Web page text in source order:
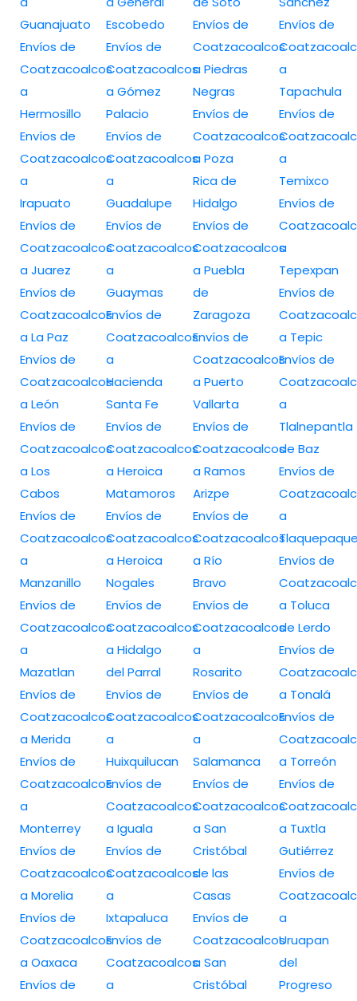
Guanajuato
Envíos de
Coatzacoalcos
a
Hermosillo
Envíos de
Coatzacoalcos
a
Irapuato
Envíos de
Coatzacoalcos
a Juarez
Envíos de
Coatzacoalcos
a La Paz
Envíos de
Coatzacoalcos
a León
Envíos de
Coatzacoalcos
a Los
Cabos
Envíos de
Coatzacoalcos
a
Manzanillo
Envíos de
Coatzacoalcos
a
Mazatlan
Envíos de
Coatzacoalcos
a Merida
Envíos de
Coatzacoalcos
a
Monterrey
Envíos de
Coatzacoalcos
a Morelia
Envíos de
Coatzacoalcos
a Oaxaca
Envíos de
Escobedo
Envíos de
Coatzacoalcos
a Gómez
Palacio
Envíos de
Coatzacoalcos
a
Guadalupe
Envíos de
Coatzacoalcos
a
Guaymas
Envíos de
Coatzacoalcos
a
Hacienda
Santa Fe
Envíos de
Coatzacoalcos
a Heroica
Matamoros
Envíos de
Coatzacoalcos
a Heroica
Nogales
Envíos de
Coatzacoalcos
a Hidalgo
del Parral
Envíos de
Coatzacoalcos
a
Huixquilucan
Envíos de
Coatzacoalcos
a Iguala
Envíos de
Coatzacoalcos
a
Ixtapaluca
Envíos de
Coatzacoalcos
a
Envíos de
Coatzacoalcos
a Piedras
Negras
Envíos de
Coatzacoalcos
a Poza
Rica de
Hidalgo
Envíos de
Coatzacoalcos
a Puebla
de
Zaragoza
Envíos de
Coatzacoalcos
a Puerto
Vallarta
Envíos de
Coatzacoalcos
a Ramos
Arizpe
Envíos de
Coatzacoalcos
a Río
Bravo
Envíos de
Coatzacoalcos
a
Rosarito
Envíos de
Coatzacoalcos
a
Salamanca
Envíos de
Coatzacoalcos
a San
Cristóbal
de las
Casas
Envíos de
Coatzacoalcos
a San
Cristóbal
Envíos de
a
Tapachula
Envíos de
a
Temixco
Envíos de
a
Tepexpan
Envíos de
a Tepic
Envíos de
a
Tlalnepantla
de Baz
Envíos de
a
Envíos de
a Toluca
de Lerdo
Envíos de
a Tonalá
Envíos de
a Torreón
Envíos de
a Tuxtla
Gutiérrez
Envíos de
a
Uruapan
del
Progreso